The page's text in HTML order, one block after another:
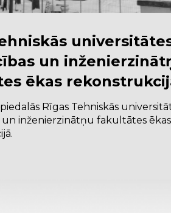
un
ēkas
Rīgas Tehniskās
inženierzinātņu fakultātes ēkas